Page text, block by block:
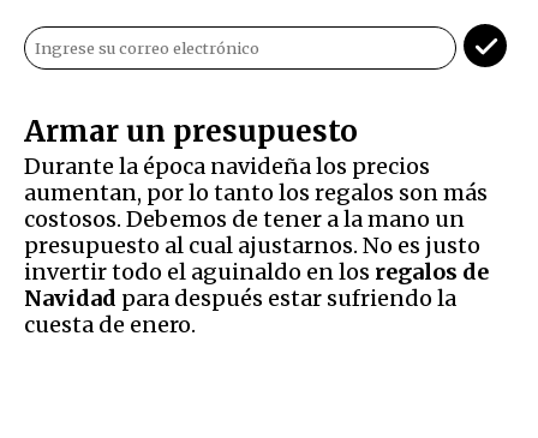
Armar un presupuesto
Durante la época navideña los precios
aumentan, por lo tanto los regalos son más
costosos. Debemos de tener a la mano un
presupuesto al cual ajustarnos. No es justo
invertir todo el aguinaldo en los regalos de
Navidad para después estar sufriendo la
cuesta de enero.